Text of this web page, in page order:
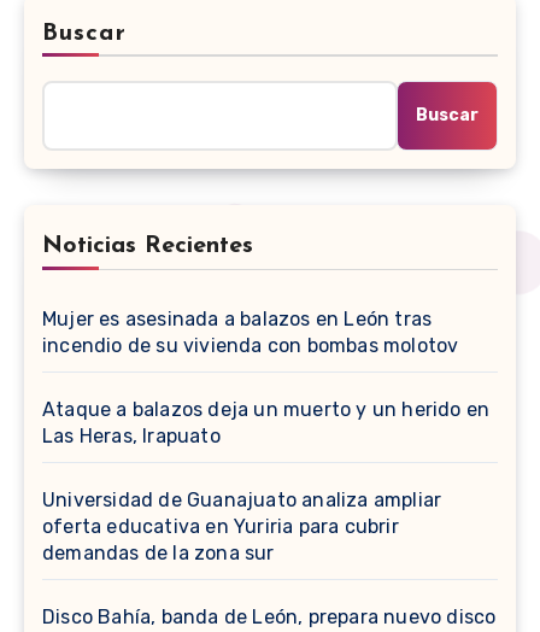
Buscar
Buscar
Noticias Recientes
Mujer es asesinada a balazos en León tras
incendio de su vivienda con bombas molotov
Ataque a balazos deja un muerto y un herido en
Las Heras, Irapuato
Universidad de Guanajuato analiza ampliar
oferta educativa en Yuriria para cubrir
demandas de la zona sur
Disco Bahía, banda de León, prepara nuevo disco